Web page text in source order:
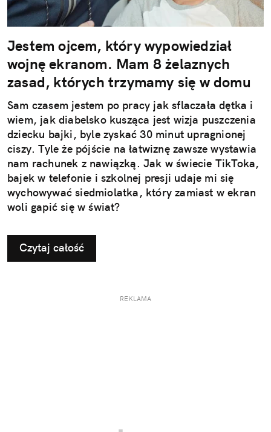
Jestem ojcem, który wypowiedział
wojnę ekranom. Mam 8 żelaznych
zasad, których trzymamy się w domu
Sam czasem jestem po pracy jak sflaczała dętka i
wiem, jak diabelsko kusząca jest wizja puszczenia
dziecku bajki, byle zyskać 30 minut upragnionej
ciszy. Tyle że pójście na łatwiznę zawsze wystawia
nam rachunek z nawiązką. Jak w świecie TikToka,
bajek w telefonie i szkolnej presji udaje mi się
wychowywać siedmiolatka, który zamiast w ekran
woli gapić się w świat?
Czytaj całość
REKLAMA